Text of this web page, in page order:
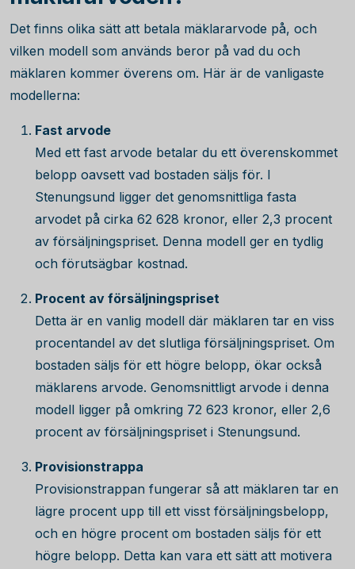
Det finns olika sätt att betala mäklararvode på, och
vilken modell som används beror på vad du och
mäklaren kommer överens om. Här är de vanligaste
modellerna:
Fast arvode
Med ett fast arvode betalar du ett överenskommet
belopp oavsett vad bostaden säljs för. I
Stenungsund ligger det genomsnittliga fasta
arvodet på cirka 62 628 kronor, eller 2,3 procent
av försäljningspriset. Denna modell ger en tydlig
och förutsägbar kostnad.
Procent av försäljningspriset
Detta är en vanlig modell där mäklaren tar en viss
procentandel av det slutliga försäljningspriset. Om
bostaden säljs för ett högre belopp, ökar också
mäklarens arvode. Genomsnittligt arvode i denna
modell ligger på omkring 72 623 kronor, eller 2,6
procent av försäljningspriset i Stenungsund.
Provisionstrappa
Provisionstrappan fungerar så att mäklaren tar en
lägre procent upp till ett visst försäljningsbelopp,
och en högre procent om bostaden säljs för ett
högre belopp. Detta kan vara ett sätt att motivera